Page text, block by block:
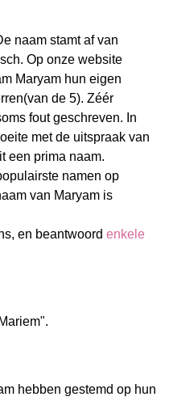
naam stamt af van
Op onze website
Maryam hun eigen
de 5). Zéér
fout geschreven. In
met de uitspraak van
een prima naam.
namen op
van Maryam is
en beantwoord enkele
hebben gestemd op hun